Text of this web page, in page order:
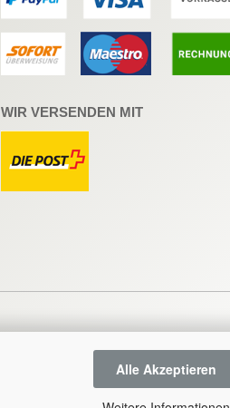
Alle Akzeptieren
WIR VERSENDEN MIT